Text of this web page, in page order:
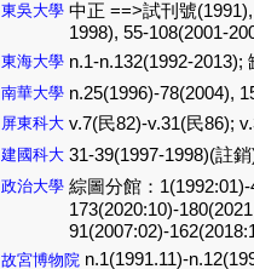
東吳大學 中正 ==>試刊號
1998), 55-108(2001-
東海大學 n.1-n.132(1992-2013);
南華大學 n.25(1996)-78(2004),
屏東科大 v.7(民82)-v.31(民86);
建國科大 31-39(1997-1998)(註
政治大學 綜圖分館：
173(2020:10)-
91(2007:02)-
故宮博物院 n.1(1991.11)-